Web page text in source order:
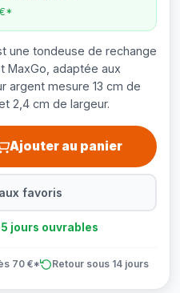
une tondeuse de rechange
MaxGo, adaptée aux
argent mesure 13 cm de
2,4 cm de largeur.
Ajouter au panier
favoris
jours ouvrables
70 €* Retour sous 14 jours